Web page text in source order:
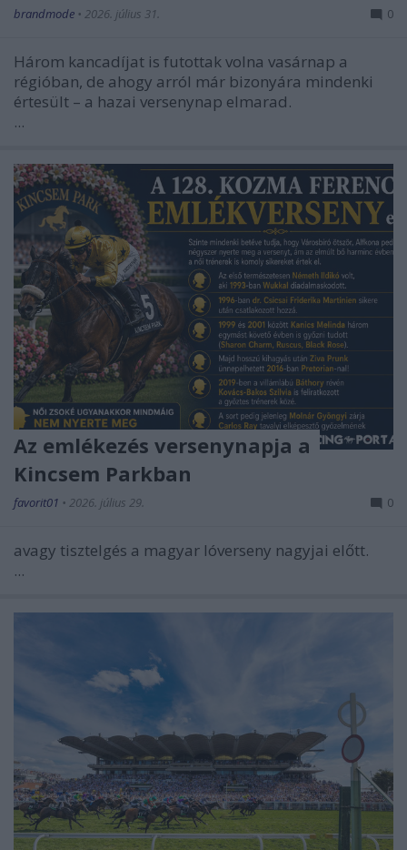
brandmode • 2026. július 31. 0
Három kancadíjat is futottak volna vasárnap a
régióban, de ahogy arról már bizonyára mindenki
értesült – a hazai versenynap elmarad.
...
Az emlékezés versenynapja a
Kincsem Parkban
favorit01 • 2026. július 29. 0
avagy tisztelgés a magyar lóverseny nagyjai előtt.
...